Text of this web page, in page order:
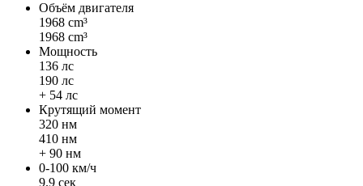
Объём двигателя
1968 cm³
1968 cm³
Мощность
136 лс
190 лс
+ 54 лс
Крутящий момент
320 нм
410 нм
+ 90 нм
0-100 км/ч
9.9 сек